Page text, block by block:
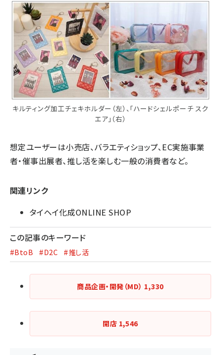
キルティング加工チェキホルダー（左）、「ハードシェルポーチ スク
エア」（右）
想定ユーザーは小売店、バラエティショップ、EC実施事業
者・催事出展者、推し活を楽しむ一般の消費者など。
関連リンク
タイヘイ化成ONLINE SHOP
この記事のキーワード
#BtoB #D2C #推し活
商品企画・開発（MD） 1,330
開店 1,546